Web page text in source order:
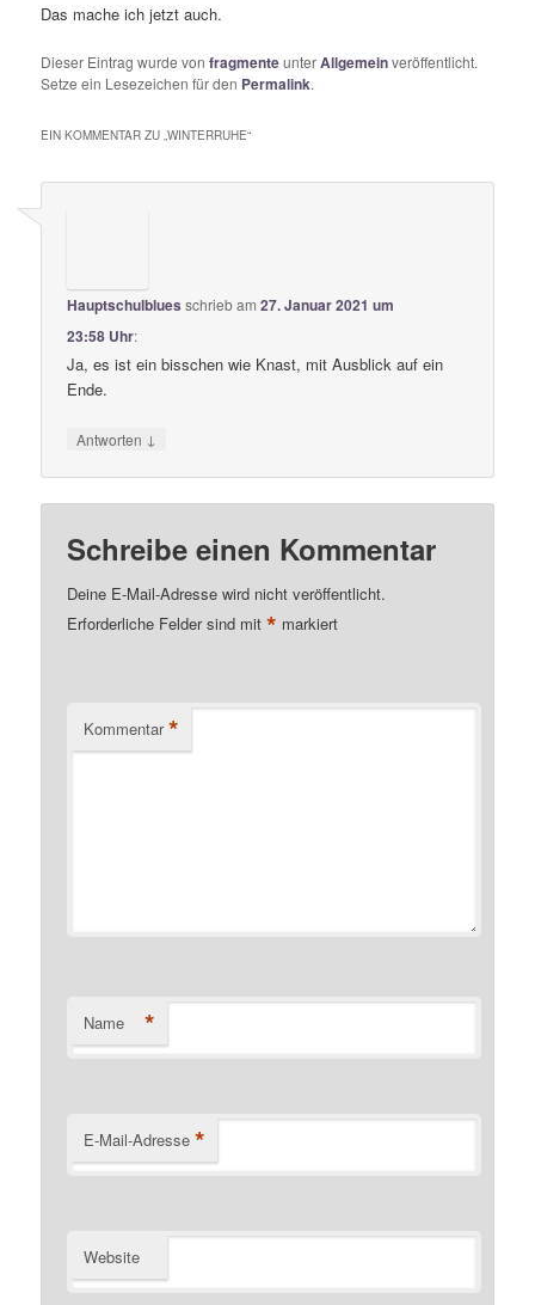
Das mache ich jetzt auch.
Dieser Eintrag wurde vonfragmenteunterAllgemeinveröffentlicht.
Setze ein Lesezeichen für den Permalink.
EIN KOMMENTAR ZU „WINTERRUHE“
Hauptschulblues schriebam27. Januar 2021 um
23:58 Uhr:
Ja, es ist ein bisschen wie Knast, mit Ausblick auf ein
Ende.
Antworten ↓
Schreibe einen Kommentar
Deine E-Mail-Adresse wird nicht veröffentlicht.
Erforderliche Felder sind mit* markiert
Kommentar *
Name *
E-Mail-Adresse *
Website